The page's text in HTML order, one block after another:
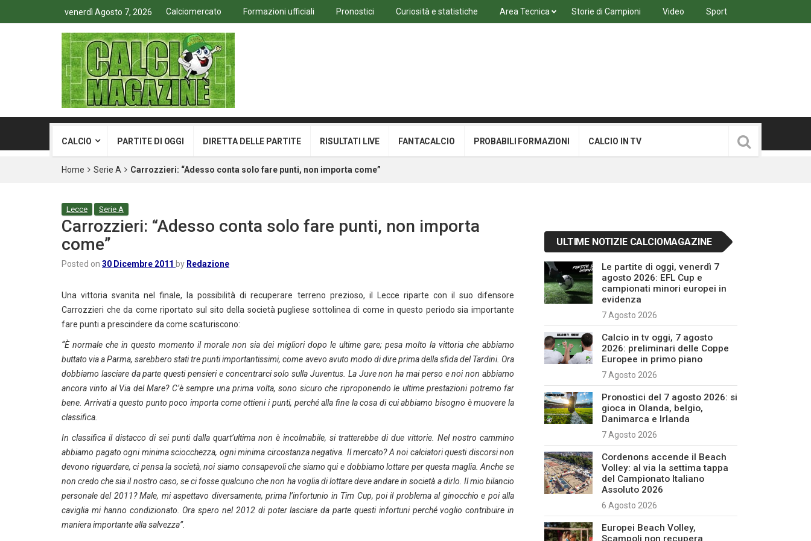
venerdì Agosto 7, 2026 Calciomercato Formazioni ufficiali Pronostici Curiosità e statistiche Area Tecnica Storie di Campioni Video Sport
CALCIO PARTITE DI OGGI DIRETTA DELLE PARTITE RISULTATI LIVE FANTACALCIO PROBABILI FORMAZIONI CALCIO IN TV
Home Serie A Carrozzieri: “Adesso conta solo fare punti, non importa come”
Lecce Serie A
Carrozzieri: “Adesso conta solo fare punti, non importa
come”
Posted on 30 Dicembre 2011 by Redazione
Una vittoria svanita nel finale, la possibilità di recuperare terreno prezioso, il Lecce riparte con il suo difensore
Carrozzieri che da come riportato sul sito della società pugliese sottolinea di come in questo periodo sia importante
fare punti a prescindere da come scaturiscono:
“È normale che in questo momento il morale non sia dei migliori dopo le ultime gare; pesa molto la vittoria che abbiamo
buttato via a Parma, sarebbero stati tre punti importantissimi, come avevo avuto modo di dire prima della sfida del Tardini. Ora
dobbiamo lasciare da parte questi pensieri e concentrarci solo sulla Juventus. La Juve non ha mai perso e noi non abbiamo
ancora vinto al Via del Mare? C’è sempre una prima volta, sono sicuro che riproponendo le ultime prestazioni potremo far
bene. Arrivati a questo punto poco importa come ottieni i punti, perché alla fine la cosa di cui abbiamo bisogno è muovere la
classifica.
In classifica il distacco di sei punti dalla quart’ultima non è incolmabile, si tratterebbe di due vittorie. Nel nostro cammino
abbiamo pagato ogni minima sciocchezza, ogni minima circostanza negativa. Il mercato? A noi calciatori questi discorsi non
devono riguardare, ci pensa la società, noi siamo consapevoli che siamo qui e dobbiamo lottare per questa maglia. Anche se
non credo che sia il nostro caso, se ci fosse qualcuno che non ha voglia di lottare deve andare in società a dirlo. Il mio bilancio
personale del 2011? Male, mi aspettavo diversamente, prima l’infortunio in Tim Cup, poi il problema al ginocchio e poi alla
caviglia mi hanno condizionato. Ora spero nel 2012 di poter lasciare da parte questi infortuni perché voglio contribuire in
maniera importante alla salvezza”.
ULTIME NOTIZIE CALCIOMAGAZINE
Le partite di oggi, venerdì 7
agosto 2026: EFL Cup e
campionati minori europei in
evidenza
7 Agosto 2026
Calcio in tv oggi, 7 agosto
2026: preliminari delle Coppe
Europee in primo piano
7 Agosto 2026
Pronostici del 7 agosto 2026: si
gioca in Olanda, belgio,
Danimarca e Irlanda
7 Agosto 2026
Cordenons accende il Beach
Volley: al via la settima tappa
del Campionato Italiano
Assoluto 2026
6 Agosto 2026
Europei Beach Volley,
Scampoli non recupera